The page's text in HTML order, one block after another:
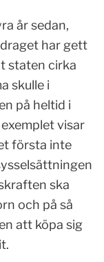
år sedan,
har gett
staten cirka
skulle i
på heltid i
visar
första inte
ska
och på så
att köpa sig